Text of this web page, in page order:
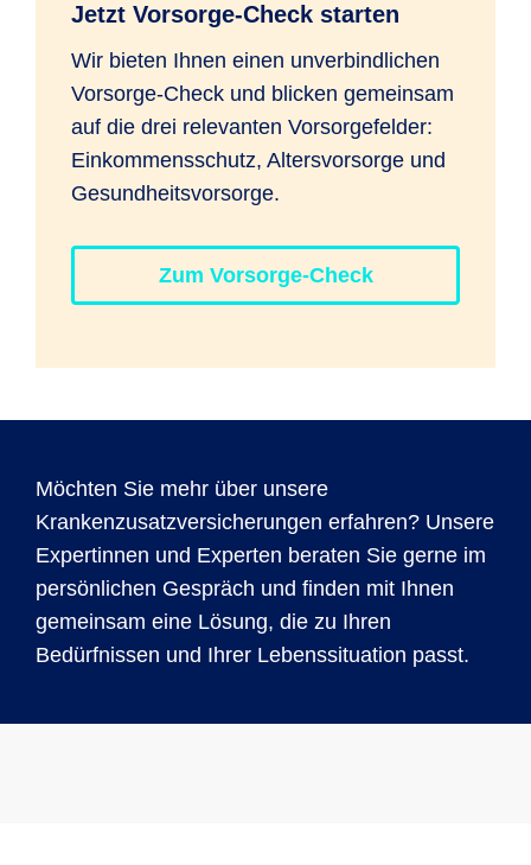
Jetzt Vorsorge-Check starten
Wir bieten Ihnen einen unverbindlichen
Vorsorge-Check und blicken gemeinsam
auf die drei relevanten Vorsorgefelder:
Einkommensschutz, Altersvorsorge und
Gesundheitsvorsorge.
Zum Vorsorge-Check
Möchten Sie mehr über unsere
Krankenzusatzversicherungen erfahren? Unsere
Expertinnen und Experten beraten Sie gerne im
persönlichen Gespräch und finden mit Ihnen
gemeinsam eine Lösung, die zu Ihren
Bedürfnissen und Ihrer Lebenssituation passt.